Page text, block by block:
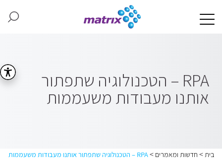
RPA – הטכנולוגיה שתפתור
אותנו מעבודות משעממות
בית> חדשות ומאמרים >RPA – הטכנולוגיה שתפתור אותנו מעבודות משעממות